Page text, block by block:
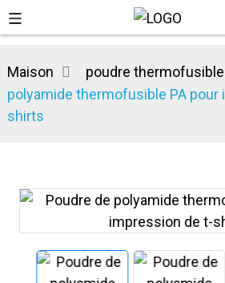
Maison poudre thermofusible
polyamide thermofusible PA pour
shirts